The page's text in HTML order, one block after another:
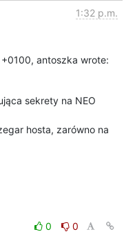
1:32 p.m.
antoszka wrote:
sekrety na NEO
hosta, zarówno na
0
0